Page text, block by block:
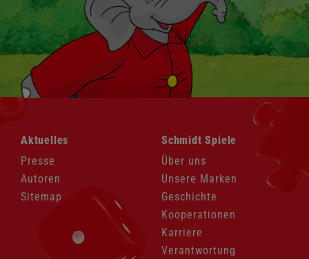
Navigation
überspringen
Aktuelles
Presse
Autoren
Sitemap
Navigation
überspringen
Schmidt Spiele
Über uns
Unsere Marken
Geschichte
Kooperationen
Karriere
Verantwortung